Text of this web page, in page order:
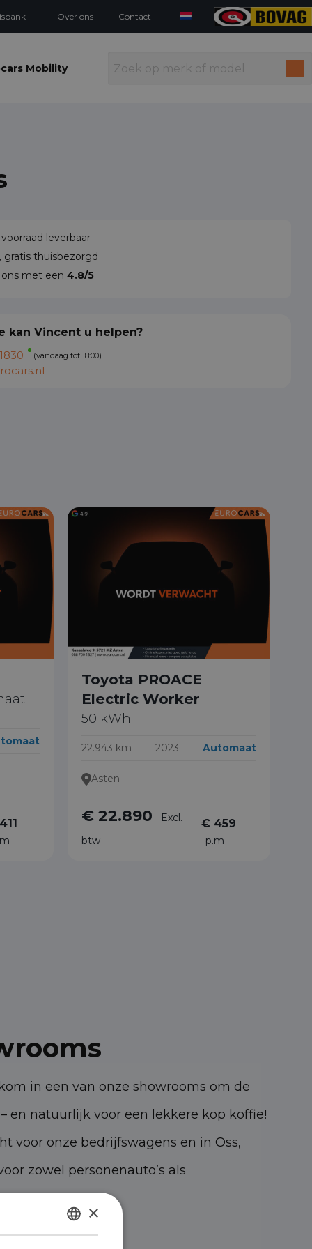
Over ons Contact
Mobility
leverbaar
gratis thuisbezorgd
met een 4.8/5
kan Vincent u helpen?
(vandaag tot 18:00)
Toyota PROACE
Electric Worker
50 kWh
22.943 km 2023 Automaat
Asten
€ 22.890
Excl.
btw
€ 459
p.m
in een van onze showrooms om de
en natuurlijk voor een lekkere kop koffie!
voor onze bedrijfswagens en in Oss,
zowel personenauto’s als
KK Oss
DUTCH
×